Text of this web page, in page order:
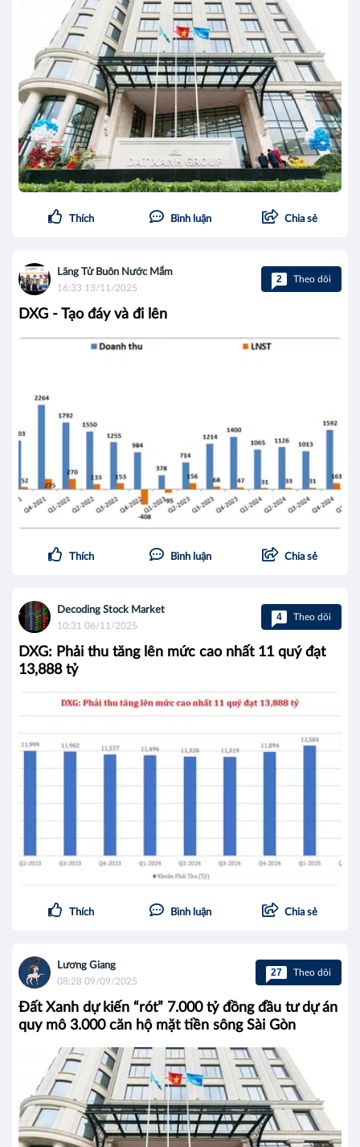
Thích Bình luận Chia sẻ
Lãng Tử Buôn Nước Mắm
16:33 13/11/2025
2 Theo dõi
DXG - Tạo đáy và đi lên
Thích Bình luận Chia sẻ
Decoding Stock Market
10:31 06/11/2025
4 Theo dõi
DXG: Phải thu tăng lên mức cao nhất 11 quý đạt
13,888 tỷ
Thích Bình luận Chia sẻ
Lương Giang
08:28 09/09/2025
27 Theo dõi
Đất Xanh dự kiến “rót” 7.000 tỷ đồng đầu tư dự án
quy mô 3.000 căn hộ mặt tiền sông Sài Gòn